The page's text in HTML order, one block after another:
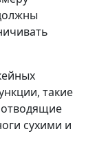
такие
сухими и